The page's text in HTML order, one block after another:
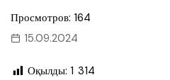
Просмотров: 164
15.09.2024
Оқылды: 1 314